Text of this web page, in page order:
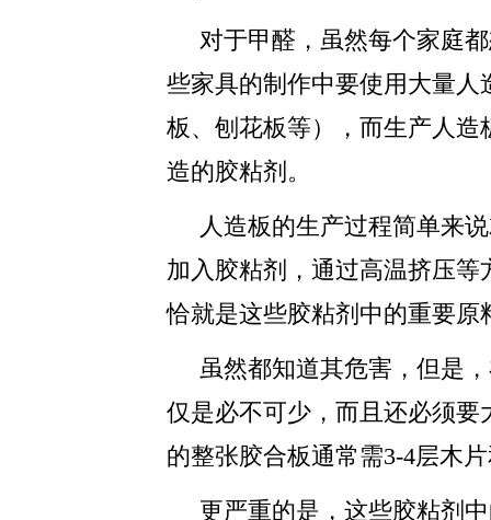
对于甲醛，虽然每个家庭
些家具的制作中要使用大量
板、刨花板等），而生产人
造的胶粘剂。
人造板的生产过程简单来
加入胶粘剂，通过高温挤压
恰就是这些胶粘剂中的重要原
虽然都知道其危害，但是
仅是必不可少，而且还必须要
的整张胶合板通常需3-4层木
更严重的是，这些胶粘剂